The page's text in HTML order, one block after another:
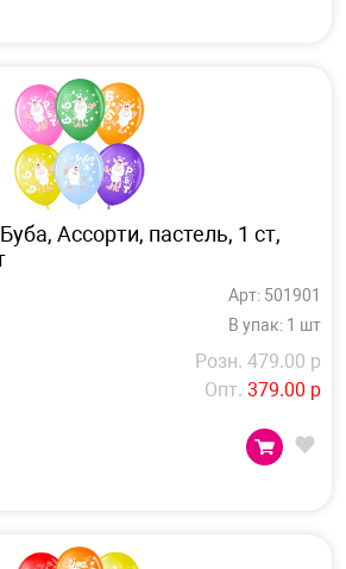
Ассорти, пастель, 1 ст,
Арт: 501901
В упак: 1 шт
Розн. 479.00 р
Опт. 379.00 р